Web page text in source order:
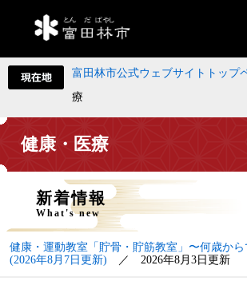
富田林市公式ウェブサイトトップ
療
健康・医療
新着情報
What's new
健康・運動教室「貯骨・貯筋教室」〜何歳か
(2026年8月7日更新)
2026年8月3日更新